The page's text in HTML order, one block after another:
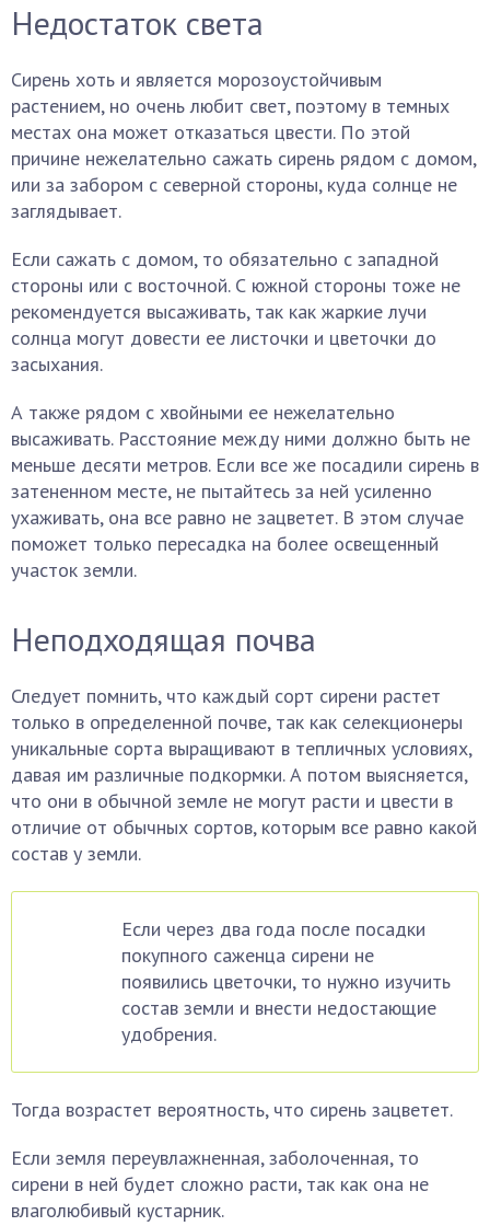
Недостаток света
Сирень хоть и является морозоустойчивым
растением, но очень любит свет, поэтому в темных
местах она может отказаться цвести. По этой
причине нежелательно сажать сирень рядом с домом,
или за забором с северной стороны, куда солнце не
заглядывает.
Если сажать с домом, то обязательно с западной
стороны или с восточной. С южной стороны тоже не
рекомендуется высаживать, так как жаркие лучи
солнца могут довести ее листочки и цветочки до
засыхания.
А также рядом с хвойными ее нежелательно
высаживать. Расстояние между ними должно быть не
меньше десяти метров. Если все же посадили сирень в
затененном месте, не пытайтесь за ней усиленно
ухаживать, она все равно не зацветет. В этом случае
поможет только пересадка на более освещенный
участок земли.
Неподходящая почва
Следует помнить, что каждый сорт сирени растет
только в определенной почве, так как селекционеры
уникальные сорта выращивают в тепличных условиях,
давая им различные подкормки. А потом выясняется,
что они в обычной земле не могут расти и цвести в
отличие от обычных сортов, которым все равно какой
состав у земли.
Если через два года после посадки
покупного саженца сирени не
появились цветочки, то нужно изучить
состав земли и внести недостающие
удобрения.
Тогда возрастет вероятность, что сирень зацветет.
Если земля переувлажненная, заболоченная, то
сирени в ней будет сложно расти, так как она не
влаголюбивый кустарник.